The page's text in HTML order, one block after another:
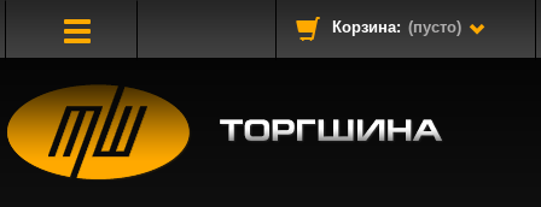
Корзина: (пусто)